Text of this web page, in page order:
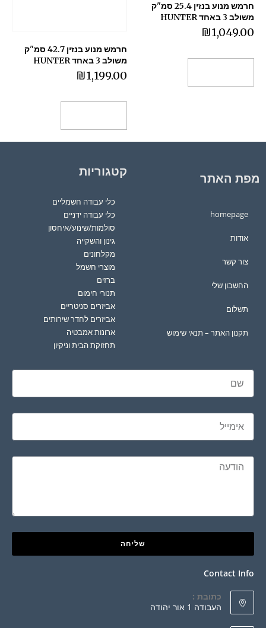
חרמש מנוע בנזין 25.4 סמ"ק
משולב 3 באחד HUNTER
₪1,049.00
חרמש מנוע בנזין 42.7 סמ"ק
משולב 3 באחד HUNTER
₪1,199.00
מפת האתר
homepage
אודות
צור קשר
החשבון שלי
תשלום
תקנון האתר – תנאי שימוש
קטגוריות
כלי עבודה חשמליים
כלי עבודה ידניים
סולמות/שינוע/איחסון
גינון והשקייה
מקלחונים
מוצרי חשמל
ברזים
תנורי חימום
אביזרים סניטריים
אביזרים לחדר שירותים
ארונות אמבטיה
תחזוקת הבית וניקיון
שליחה
Contact Info
כתובת :
העבודה 1 אור יהודה